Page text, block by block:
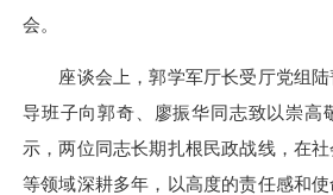
会。
座谈会上，郭学军厅长受厅党组陆
导班子向郭奇、廖振华同志致以崇高
示，两位同志长期扎根民政战线，在
等领域深耕多年，以高度的责任感和